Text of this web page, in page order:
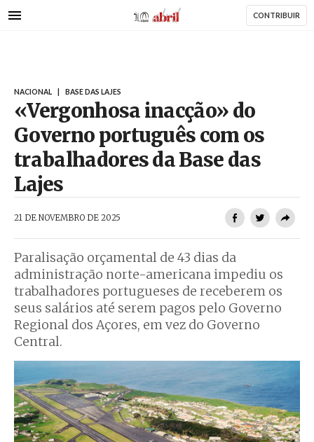
para
AbrilAbril CONTRIBUIR
NACIONAL BASE DAS LAJES
«Vergonhosa inacção» do
Governo português com os
trabalhadores da Base das
Lajes
21 DE NOVEMBRO DE 2025
Paralisação orçamental de 43 dias da
administração norte-americana impediu os
trabalhadores portugueses de receberem os
seus salários até serem pagos pelo Governo
Regional dos Açores, em vez do Governo
Central.